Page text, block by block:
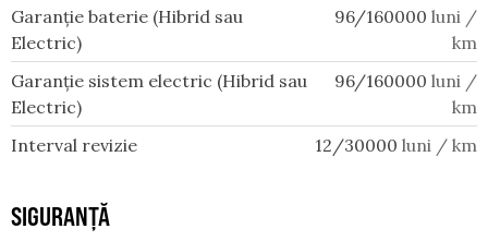
Garanție baterie (Hibrid sau
Electric)
96/160000 luni /
km
Garanție sistem electric (Hibrid sau
Electric)
96/160000 luni /
km
Interval revizie
12/30000 luni / km
SIGURANȚĂ